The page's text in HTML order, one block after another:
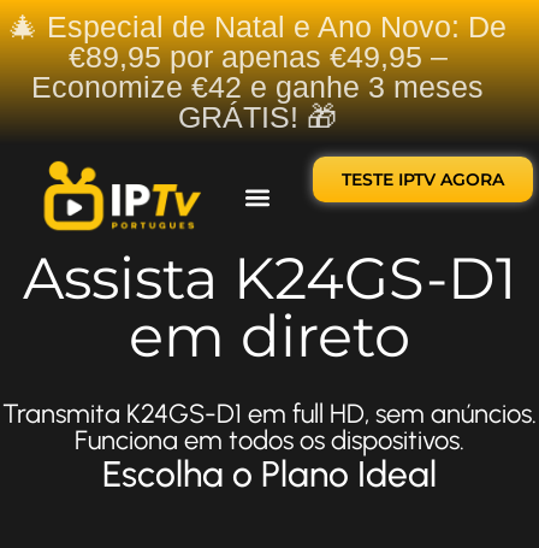
🎄 Especial de Natal e Ano Novo: De
€89,95 por apenas €49,95 –
Economize €42 e ganhe 3 meses
GRÁTIS! 🎁
TESTE IPTV AGORA
Assista K24GS-D1
em direto
Transmita K24GS-D1 em full HD, sem anúncios.
Funciona em todos os dispositivos.
Escolha o Plano Ideal